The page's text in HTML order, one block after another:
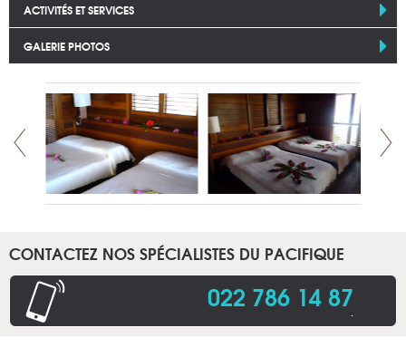
ACTIVITÉS ET SERVICES
GALERIE PHOTOS
CONTACTEZ NOS SPÉCIALISTES DU PACIFIQUE
022 786 14 87.